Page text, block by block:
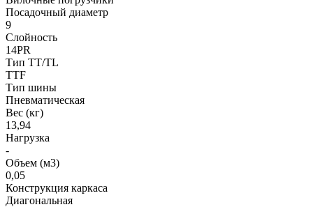
Посадочный диаметр
9
Слойность
14PR
Тип TT/TL
TTF
Тип шины
Пневматическая
Вес (кг)
13,94
Нагрузка
-
Объем (м3)
0,05
Конструкция каркаса
Диагональная